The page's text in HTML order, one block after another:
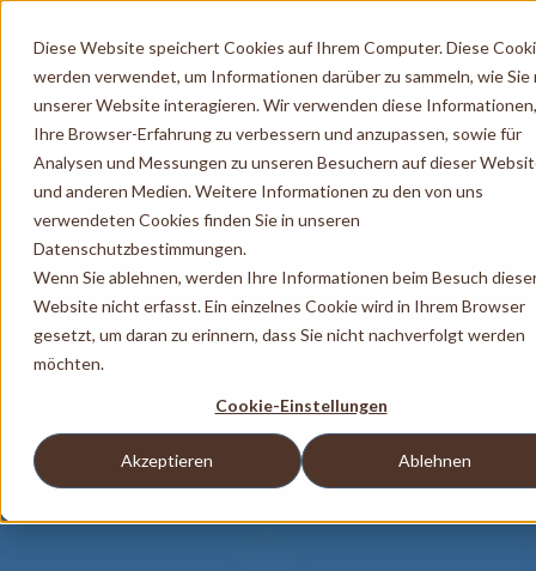
Diese Website speichert Cookies auf Ihrem Computer. Diese
werden verwendet, um Informationen darüber zu sammeln, wie Sie
unserer Website interagieren. Wir verwenden diese
Ihre Browser-Erfahrung zu verbessern und anzupassen, sowie für
Analysen und Messungen zu unseren Besuchern auf dieser
und anderen Medien. Weitere Informationen zu den von uns
verwendeten Cookies finden Sie in unseren
Datenschutzbestimmungen.
Wenn Sie ablehnen, werden Ihre Informationen beim Besuch
Website nicht erfasst. Ein einzelnes Cookie wird in Ihrem Browser
gesetzt, um daran zu erinnern, dass Sie nicht nachverfolgt werden
möchten.
Cookie-Einstellungen
Akzeptieren Ablehnen